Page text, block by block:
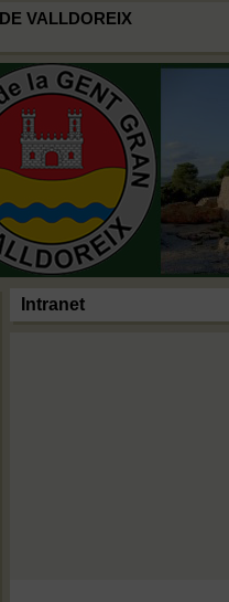
VALLDOREIX
Intranet